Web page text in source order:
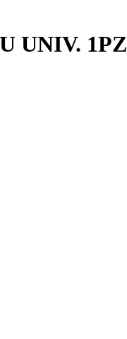
UNIV. 1PZ